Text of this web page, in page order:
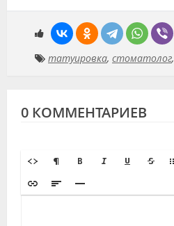
татуировка, стоматолог,
0 КОММЕНТАРИЕВ